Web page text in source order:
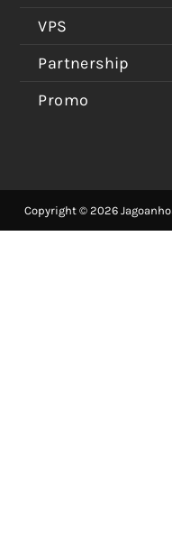
VPS
Partnership
Promo
Copyright © 2026